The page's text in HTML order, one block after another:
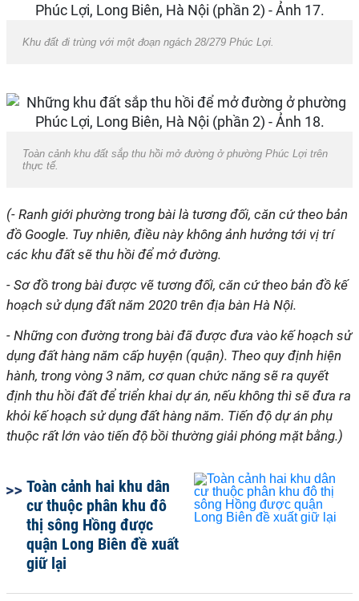
Khu đất đi trùng với một đoạn ngách 28/279 Phúc Lợi.
Toàn cảnh khu đất sắp thu hồi mở đường ở phường Phúc Lợi trên
thực tế.
(- Ranh giới phường trong bài là tương đối, căn cứ theo bản
đồ Google. Tuy nhiên, điều này không ảnh hưởng tới vị trí
các khu đất sẽ thu hồi để mở đường.
- Sơ đồ trong bài được vẽ tương đối, căn cứ theo bản đồ kế
hoạch sử dụng đất năm 2020 trên địa bàn Hà Nội.
- Những con đường trong bài đã được đưa vào kế hoạch sử
dụng đất hàng năm cấp huyện (quận). Theo quy định hiện
hành, trong vòng 3 năm, cơ quan chức năng sẽ ra quyết
định thu hồi đất để triển khai dự án, nếu không thì sẽ đưa ra
khỏi kế hoạch sử dụng đất hàng năm. Tiến độ dự án phụ
thuộc rất lớn vào tiến độ bồi thường giải phóng mặt bằng.)
Toàn cảnh hai khu dân
cư thuộc phân khu đô
thị sông Hồng được
quận Long Biên đề xuất
giữ lại